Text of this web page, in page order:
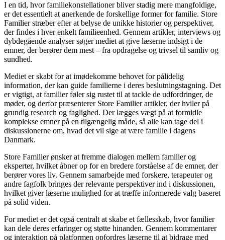
I en tid, hvor familiekonstellationer bliver stadig mere mangfoldige,
er det essentielt at anerkende de forskellige former for familie. Store
Familier stræber efter at belyse de unikke historier og perspektiver,
der findes i hver enkelt familieenhed. Gennem artikler, interviews og
dybdegående analyser søger mediet at give læserne indsigt i de
emner, der berører dem mest – fra opdragelse og trivsel til samliv og
sundhed.
Mediet er skabt for at imødekomme behovet for pålidelig
information, der kan guide familierne i deres beslutningstagning. Det
er vigtigt, at familier føler sig rustet til at tackle de udfordringer, de
møder, og derfor præsenterer Store Familier artikler, der hviler på
grundig research og faglighed. Der lægges vægt på at formidle
komplekse emner på en tilgængelig måde, så alle kan tage del i
diskussionerne om, hvad det vil sige at være familie i dagens
Danmark.
Store Familier ønsker at fremme dialogen mellem familier og
eksperter, hvilket åbner op for en bredere forståelse af de emner, der
berører vores liv. Gennem samarbejde med forskere, terapeuter og
andre fagfolk bringes der relevante perspektiver ind i diskussionen,
hvilket giver læserne mulighed for at træffe informerede valg baseret
på solid viden.
For mediet er det også centralt at skabe et fællesskab, hvor familier
kan dele deres erfaringer og støtte hinanden. Gennem kommentarer
og interaktion på platformen opfordres læserne til at bidrage med